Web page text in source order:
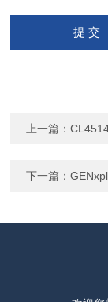
上一篇：
下一篇：